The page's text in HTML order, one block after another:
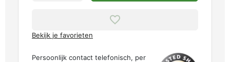
Bekijk je favorieten
Persoonlijk contact telefonisch, per